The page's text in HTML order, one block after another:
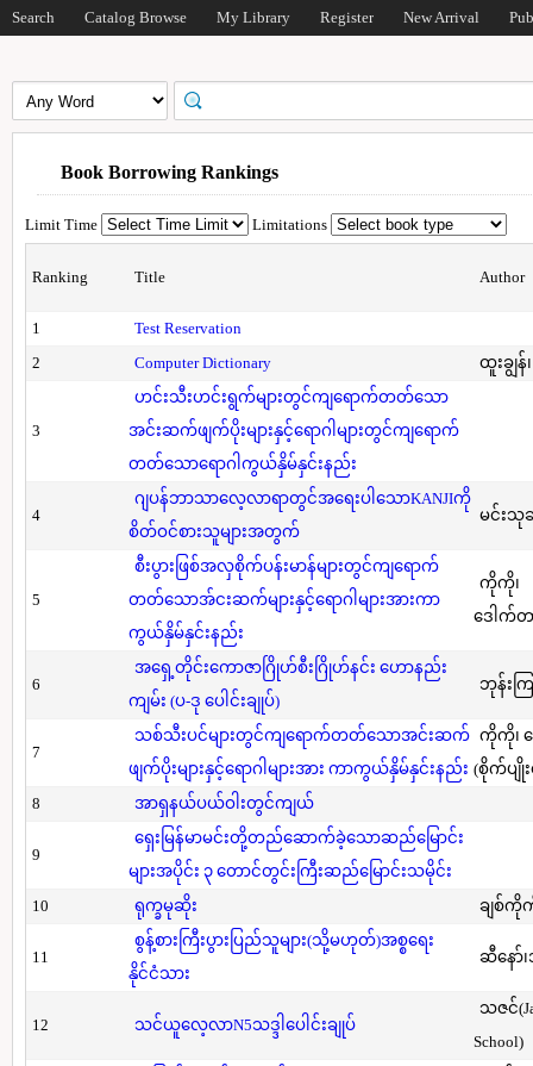
Search Catalog Browse My Library Register New Arrival
Book Borrowing Rankings
Limit Time Limitations
Ranking Title Author
1
Test Reservation
2
Computer Dictionary ထူးချွန်
3
ဟင်းသီးဟင်းရွက်များတွင်ကျရောက်တတ်သော
အင်းဆက်ဖျက်ပိုးများနှင့်ရောဂါများတွင်ကျရောက်
တတ်သောရောဂါကွယ်နှိမ်နှင်းနည်း
4
ဂျပန်ဘာသာလေ့လာရာတွင်အရေးပါသောKANJIကို
စိတ်ဝင်စားသူများအတွက်
မင်းသုခ
5
စီးပွားဖြစ်အလှစိုက်ပန်းမာန်များတွင်ကျရောက်
တတ်သောအ်ငးဆက်များနှင့်ရောဂါများအားကာ
ကွယ်နှိမ်နှင်းနည်း
ကိုကို၊
ဒေါက်တ
6
အရှေ့တိုင်းကောဇာဂြိုဟ်စီးဂြိုဟ်နင်း ဟောနည်း
ကျမ်း (ပ-ဒု ပေါင်းချုပ်)
ဘုန်းက
7
သစ်သီးပင်များတွင်ကျရောက်တတ်သောအင်းဆက်
ဖျက်ပိုးများနှင့်ရောဂါများအား ကာကွယ်နှိမ်နှင်းနည်း
ကိုကို၊
(စိုက်ပျိုး
8
အာရှနယ်ပယ်ဝါးတွင်ကျယ်
9
ရှေးမြန်မာမင်းတို့တည်ဆောက်ခဲ့သောဆည်မြောင်း
များအပိုင်း ၃ တောင်တွင်းကြီးဆည်မြောင်းသမိုင်း
10
ရုက္ခမုဆိုး ချစ်ကို
11
စွန့်စားကြီးပွားပြည်သူများ(သို့မဟုတ်)အစ္စရေး
နိုင်ငံသား
ဆီနော်၊
12 သင်ယူလေ့လာN5သဒ္ဒါပေါင်းချုပ်
သဇင်
School)